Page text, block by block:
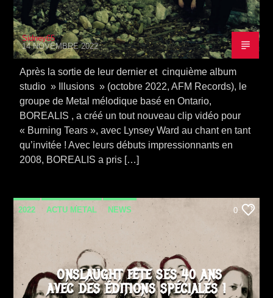
Sidney65
14 NOVEMBRE 2022
Après la sortie de leur dernier et cinquième album
studio » Illusions » (octobre 2022, AFM Records), le
groupe de Metal mélodique basé en Ontario,
BOREALIS , a créé un tout nouveau clip vidéo pour
« Burning Tears », avec Lynsey Ward au chant en tant
qu’invitée ! Avec leurs débuts impressionnants en
2008, BOREALIS a pris […]
2022 ACTU METAL NEWS 0
ONSLAUGHT FÊTE SES 40 ANS
AVEC DES ÉDITIONS SPÉCIALES !